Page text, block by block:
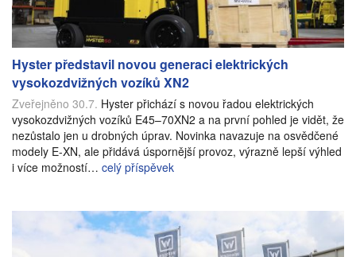
Hyster představil novou generaci elektrických
vysokozdvižných vozíků XN2
Zveřejněno 30.7. Hyster přichází s novou řadou elektrických
vysokozdvižných vozíků E45–70XN2 a na první pohled je vidět, že
nezůstalo jen u drobných úprav. Novinka navazuje na osvědčené
modely E-XN, ale přidává úspornější provoz, výrazně lepší výhled
i více možností… celý příspěvek